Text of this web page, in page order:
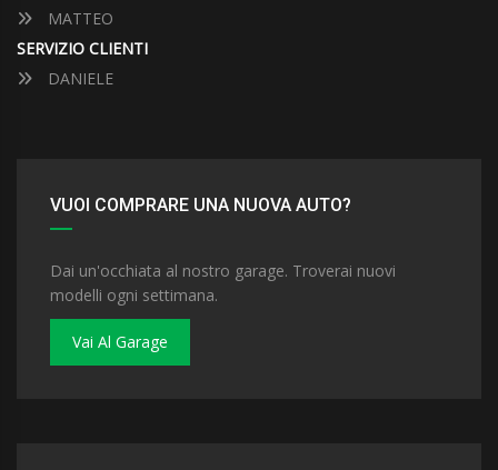
MATTEO
SERVIZIO CLIENTI
DANIELE
VUOI COMPRARE UNA NUOVA AUTO?
Dai un'occhiata al nostro garage. Troverai nuovi
modelli ogni settimana.
Vai Al Garage